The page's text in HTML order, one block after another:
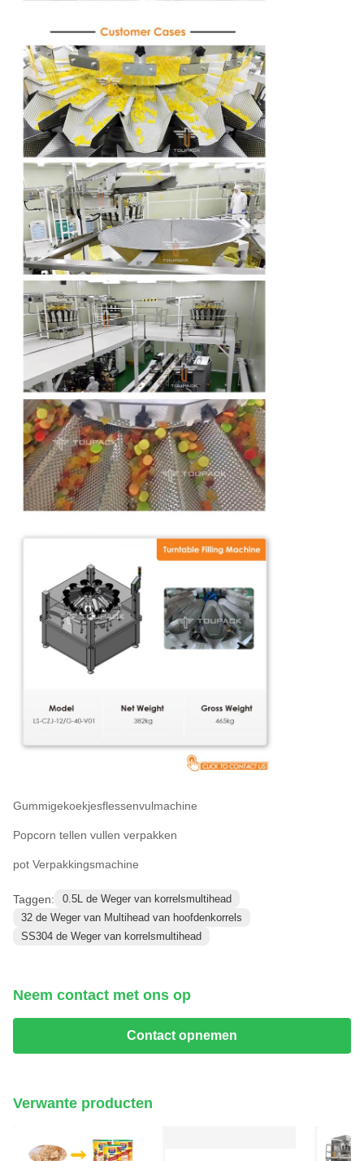
Gummigekoekjesflessenvulmachine
Popcorn tellen vullen verpakken
pot Verpakkingsmachine
Taggen:
0.5L de Weger van korrelsmultihead
32 de Weger van Multihead van hoofdenkorrels
SS304 de Weger van korrelsmultihead
Neem contact met ons op
Contact opnemen
Verwante producten